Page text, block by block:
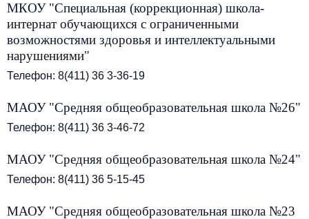
МКОУ "Специальная (коррекционная) школа-
интернат обучающихся с ограниченными
возможностями здоровья и интеллектуальными
нарушениями"
Телефон: 8(411) 36 3-36-19
МАОУ "Средняя общеобразовательная школа №26"
Телефон: 8(411) 36 3-46-72
МАОУ "Средняя общеобразовательная школа №24"
Телефон: 8(411) 36 5-15-45
МАОУ "Средняя общеобразовательная школа №23